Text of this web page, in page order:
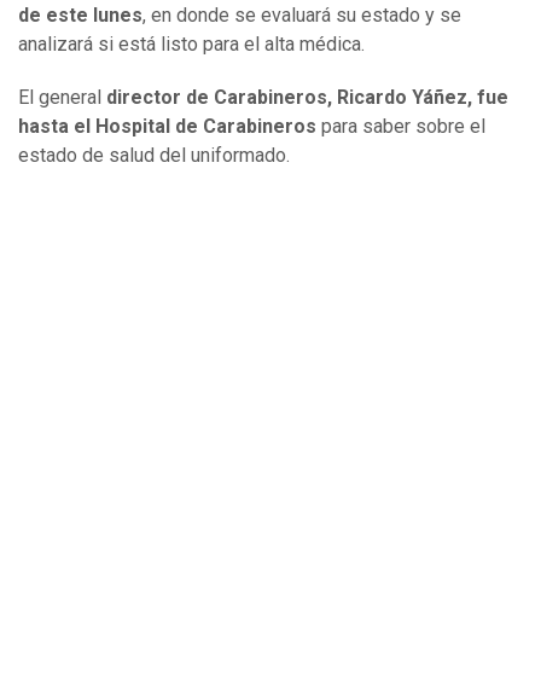
de este lunes, en donde se evaluará su estado y se
analizará si está listo para el alta médica.
El general director de Carabineros, Ricardo Yáñez, fue
hasta el Hospital de Carabineros para saber sobre el
estado de salud del uniformado.